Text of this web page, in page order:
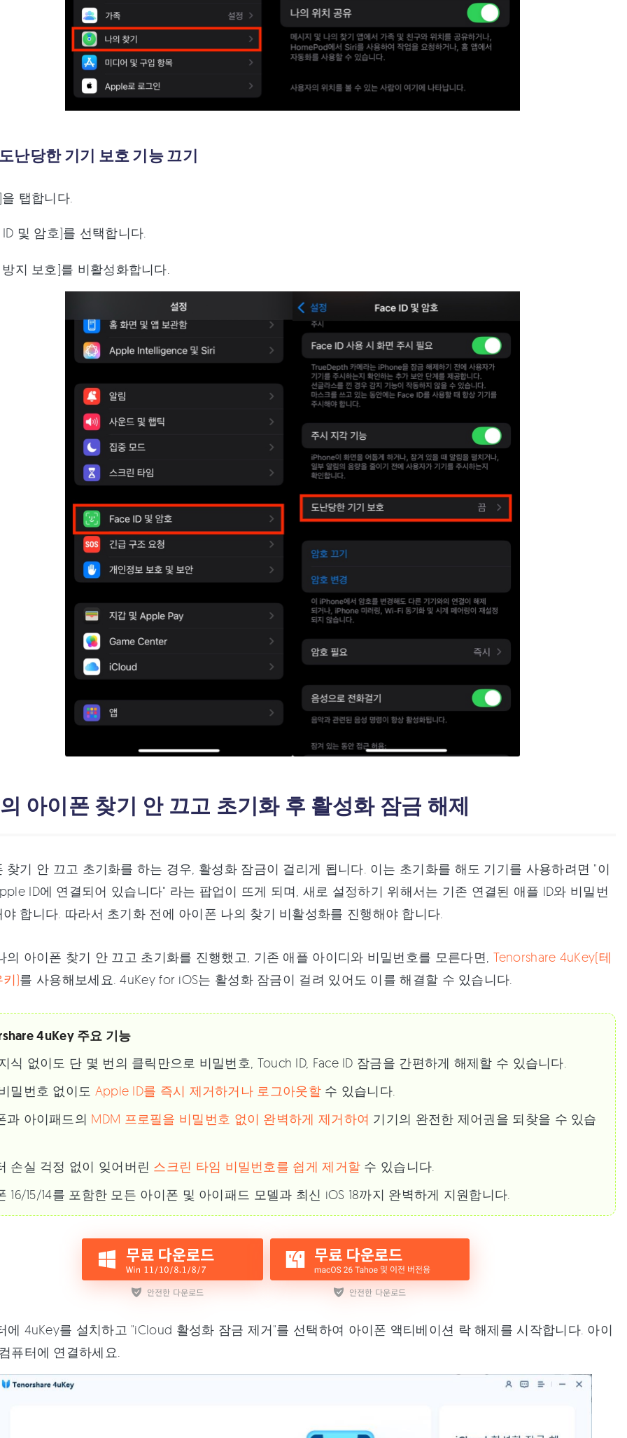
난당한 기기 보호 기능 끄기
탭합니다.
ID 및 암호]를 선택합니다.
지 보호]를 비활성화합니다.
아이폰 찾기 안 끄고 초기화 후 활성화 잠금 해제
찾기 안 끄고 초기화를 하는 경우, 활성화 잠금이 걸리게 됩니다. 이는 초기화를 해도 기기를 사용하려면 "이
ID에 연결되어 있습니다" 라는 팝업이 뜨게 되며, 새로 설정하기 위해서는 기존 연결된 애플 ID와 비밀번
합니다. 따라서 초기화 전에 아이폰 나의 찾기 비활성화를 진행해야 합니다.
의 아이폰 찾기 안 끄고 초기화를 진행했고, 기존 애플 아이디와 비밀번호를 모른다면, Tenorshare 4uKey(테
)를 사용해보세요. 4uKey for iOS는 활성화 잠금이 걸려 있어도 이를 해결할 수 있습니다.
4uKey 주요 기능
식 없이도 단 몇 번의 클릭만으로 비밀번호, Touch ID, Face ID 잠금을 간편하게 해제할 수 있습니다.
밀번호 없이도 Apple ID를 즉시 제거하거나 로그아웃할수 있습니다.
과 아이패드의 MDM 프로필을 비밀번호 없이 완벽하게 제거하여 기기의 완전한 제어권을 되찾을 수 있습
손실 걱정 없이 잊어버린 스크린 타임 비밀번호를 쉽게 제거할 수 있습니다.
16/15/14를 포함한 모든 아이폰 및 아이패드 모델과 최신 iOS 18까지 완벽하게 지원합니다.
에 4uKey를 설치하고 "iCloud 활성화 잠금 제거"를 선택하여 아이폰 액티베이션 락 해제를 시작합니다. 아이
퓨터에 연결하세요.